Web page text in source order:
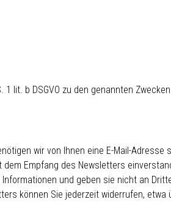
lit. b DSGVO zu den genannten
wir von Ihnen eine E-Mail-
Empfang des Newsletters
und geben sie nicht an
können Sie jederzeit widerrufen, etwa